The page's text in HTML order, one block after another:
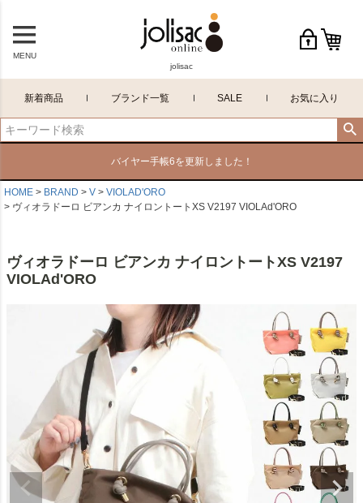
MENU
jolisac
新着商品 ブランド一覧 SALE お気に入り
バイヤー手帳6を更新しました！
HOME BRAND V
VIOLAD'ORO
ヴィオラドーロ ビアンカ ナイロントートXS V2197 VIOLAd'ORO
ヴィオラドーロ ビアンカ ナイロントートXS V2197
VIOLAd'ORO